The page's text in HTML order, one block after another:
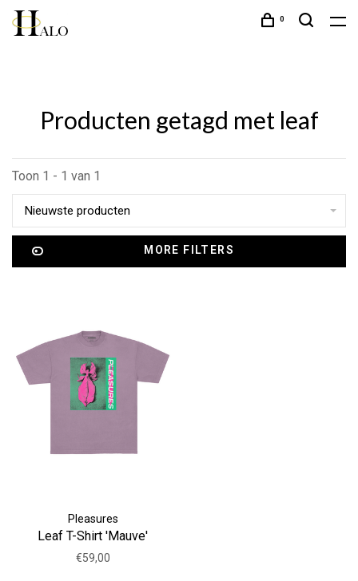
0
Producten getagd met leaf
Toon 1 - 1 van 1
Nieuwste producten
MORE FILTERS
Pleasures
Leaf T-Shirt 'Mauve'
€59,00